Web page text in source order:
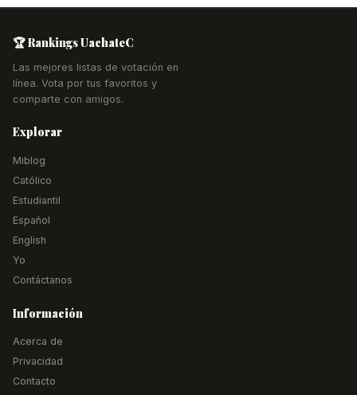
🏆 Rankings UachateC
Las mejores listas de votación en
línea. Vota por tus favoritos y
comparte con amigos.
Explorar
Miblog
Católico
Estudiantil
Español
English
Yo
Contáctanos
Información
Acerca de
Privacidad
Contacto